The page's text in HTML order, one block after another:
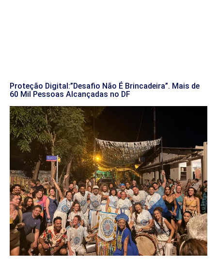
Proteção Digital:”Desafio Não É Brincadeira”. Mais de
60 Mil Pessoas Alcançadas no DF